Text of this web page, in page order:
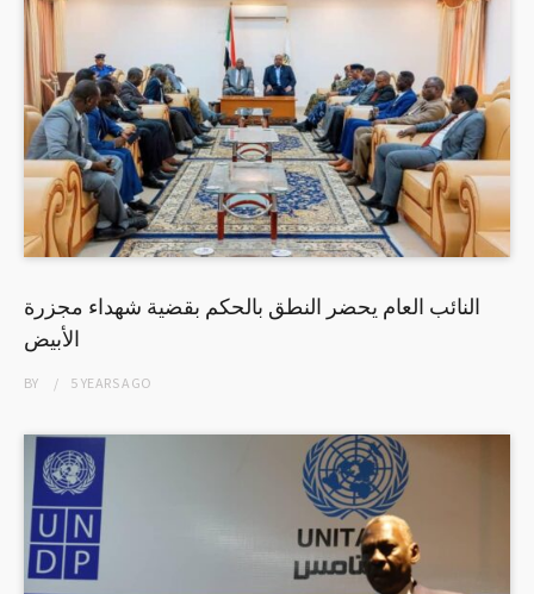
النائب العام يحضر النطق بالحكم بقضية شهداء مجزرة
الأبيض
BY 5 YEARSAGO